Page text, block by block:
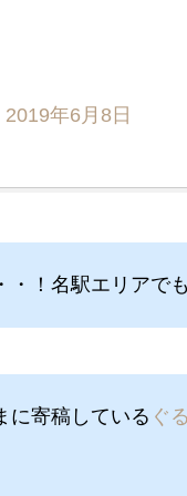
2019年6月8日
・！名駅エリアで
に寄稿している ぐ